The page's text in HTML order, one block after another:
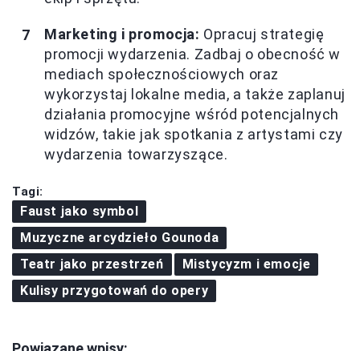
Marketing i promocja: Opracuj strategię
promocji wydarzenia. Zadbaj o obecność w
mediach społecznościowych oraz
wykorzystaj lokalne media, a także zaplanuj
działania promocyjne wśród potencjalnych
widzów, takie jak spotkania z artystami czy
wydarzenia towarzyszące.
Tagi:
Faust jako symbol
Muzyczne arcydzieło Gounoda
Teatr jako przestrzeń
Mistycyzm i emocje
Kulisy przygotowań do opery